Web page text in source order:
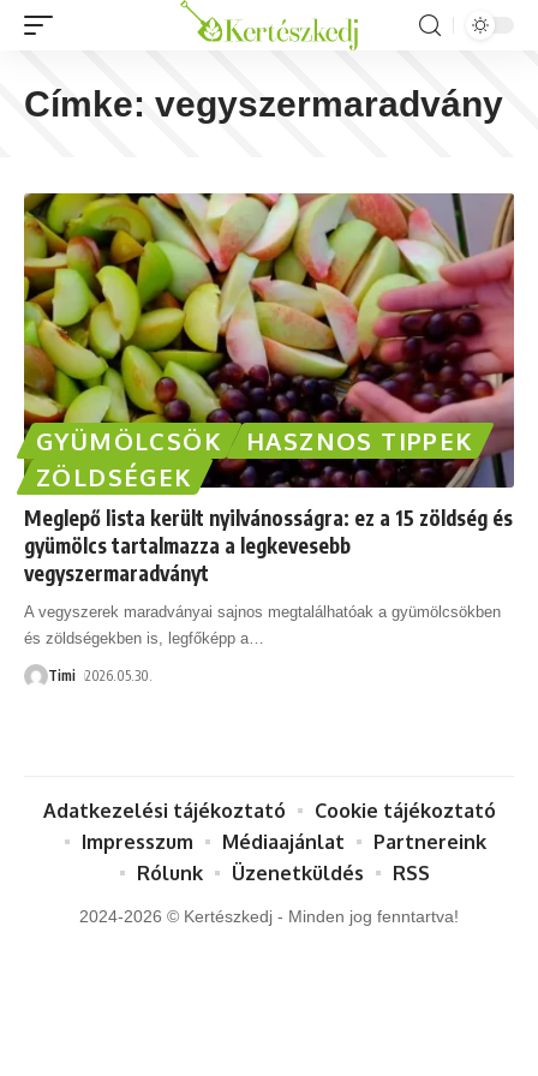
Címke: vegyszermaradvány
GYÜMÖLCSÖK
HASZNOS TIPPEK
ZÖLDSÉGEK
Meglepő lista került nyilvánosságra: ez a 15 zöldség és
gyümölcs tartalmazza a legkevesebb
vegyszermaradványt
A vegyszerek maradványai sajnos megtalálhatóak a gyümölcsökben
és zöldségekben is, legfőképp a
Timi 2026.05.30.
2024-2026 © Kertészkedj - Minden jog fenntartva!
Adatkezelési tájékoztató
Cookie tájékoztató
Impresszum
Médiaajánlat
Partnereink
Rólunk
Üzenetküldés RSS